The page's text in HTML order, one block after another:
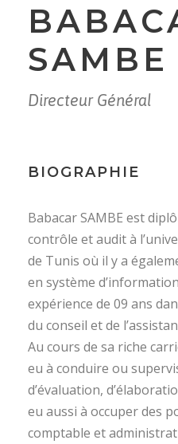
SAMBE
Directeur Général
BIOGRAPHIE
Babacar SAMBE est
contrôle et audit à
de Tunis où il y a
en système
expérience de 09 ans
du conseil et de
Au cours de sa riche
eu à conduire ou
d’évaluation,
eu aussi à occuper des
comptable et